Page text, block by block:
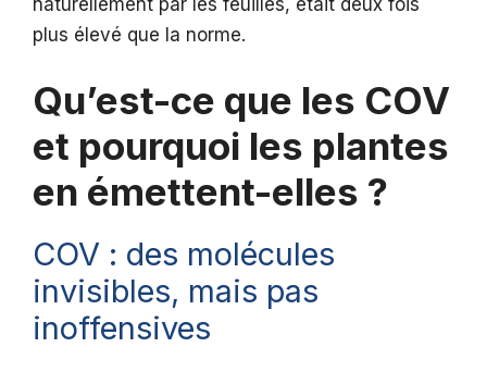
plus élevé que la norme.
Qu’est-ce que les COV
et pourquoi les plantes
en émettent-elles ?
COV : des molécules
invisibles, mais pas
inoffensives